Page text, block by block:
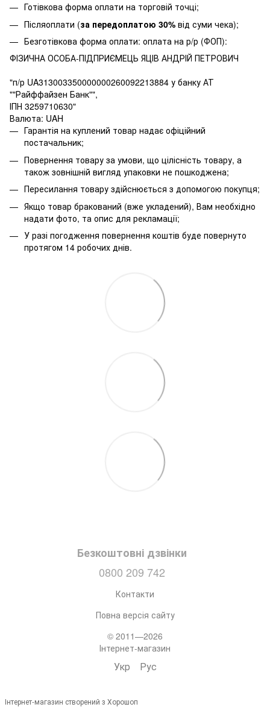
Готівкова форма оплати на торговій точці;
Післяоплати (за передоплатою 30% від суми чека);
Безготівкова форма оплати: оплата на р/р (ФОП):
ФІЗИЧНА ОСОБА-ПІДПРИЄМЕЦЬ ЯЦІВ АНДРІЙ ПЕТРОВИЧ
"п/р UA313003350000000260092213884 у банку АТ
""Райффайзен Банк"",
ІПН 3259710630"
Валюта: UAH
Гарантія на куплений товар надає офіційний
постачальник;
Повернення товару за умови, що цілісність товару, а
також зовнішній вигляд упаковки не пошкоджена;
Пересилання товару здійснюється з допомогою покупця;
Якщо товар бракований (вже укладений), Вам необхідно
надати фото, та опис для рекламації;
У разі погодження повернення коштів буде повернуто
протягом 14 робочих днів.
Безкоштовні дзвінки
0800 209 742
Контакти
Повна версія сайту
© 2011—2026
Інтернет-магазин
Укр Рус
Інтернет-магазин створений з Хорошоп